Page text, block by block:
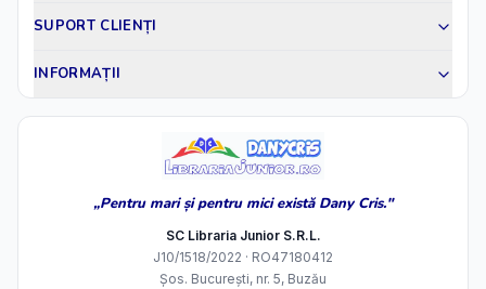
SUPORT CLIENȚI
INFORMAȚII
„Pentru mari și pentru mici există Dany Cris."
SC Libraria Junior S.R.L.
J10/1518/2022 · RO47180412
Șos. București, nr. 5, Buzău